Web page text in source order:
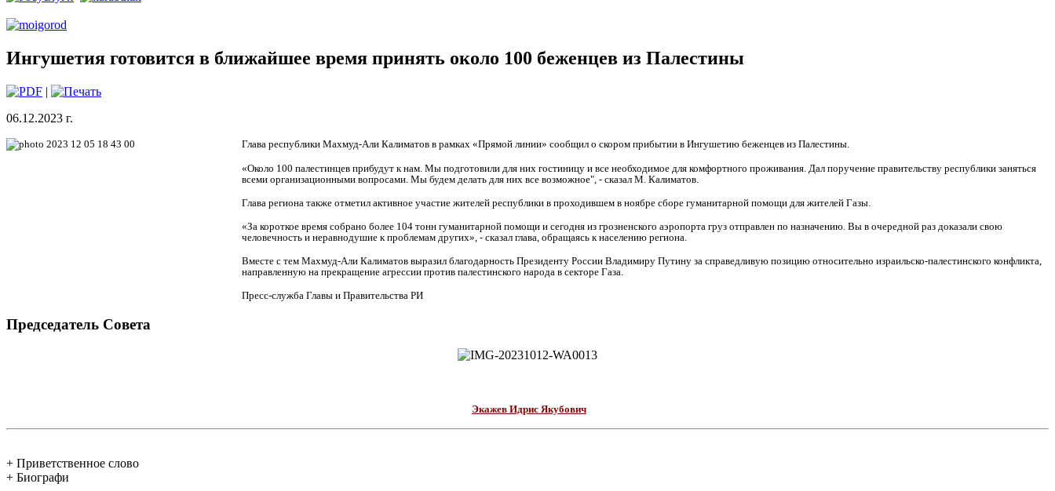
Ингушетия готовится в ближайшее время принять около 100 беженцев из Палестины
|
06.12.2023 г.
Глава республики Махмуд-Али Калиматов в рамках «Прямой линии» сообщил о скором прибытии в Ингушетию беженцев из Палестины.
«Около 100 палестинцев прибудут к нам. Мы подготовили для них гостиницу и все необходимое для комфортного проживания. Дал поручение правительству республики заняться
всеми организационными вопросами. Мы будем делать для них все возможное", - сказал М. Калиматов.
Глава региона также отметил активное участие жителей республики в проходившем в ноябре сборе гуманитарной помощи для жителей Газы.
«За короткое время собрано более 104 тонн гуманитарной помощи и сегодня из грозненского аэропорта груз отправлен по назначению. Вы в очередной раз доказали свою
человечность и неравнодушие к проблемам других», - сказал глава, обращаясь к населению региона.
Вместе с тем Махмуд-Али Калиматов выразил благодарность Президенту России Владимиру Путину за справедливую позицию относительно израильско-палестинского конфликта,
направленную на прекращение агрессии против палестинского народа в секторе Газа.
Пресс-служба Главы и Правительства РИ
Председатель Совета
Экажев Идрис Якубович
+ Приветственное слово
+ Биографи